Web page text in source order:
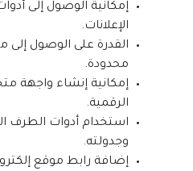
إمكانية الوصول إلى
الإعلانات.
القدرة على الوصول
محدودة.
إمكانية إنشاء واجهة
الرقمية.
استخدام أدوات الطرف
وجدولته.
إضافة رابط موقع